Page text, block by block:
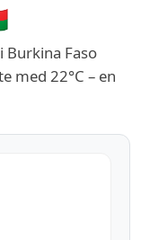
Burkina Faso
med 22°C – en